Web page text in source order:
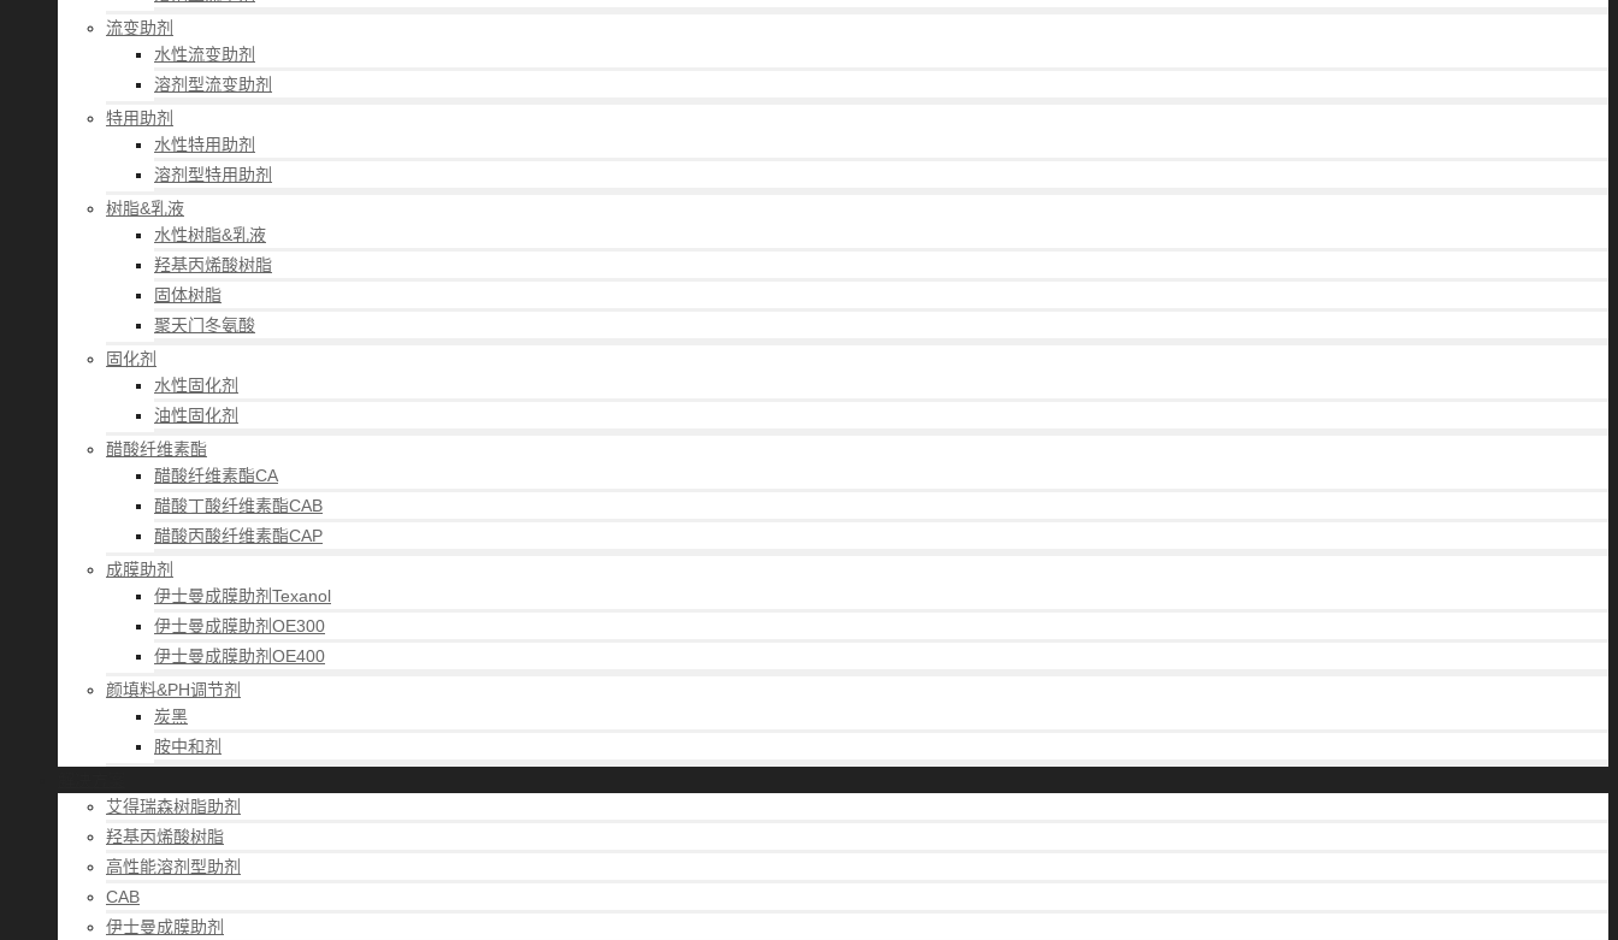
流变助剂
水性流变助剂
溶剂型流变助剂
特用助剂
水性特用助剂
溶剂型特用助剂
树脂&乳液
水性树脂&乳液
羟基丙烯酸树脂
固体树脂
聚天门冬氨酸
固化剂
水性固化剂
油性固化剂
醋酸纤维素酯
醋酸纤维素酯CA
醋酸丁酸纤维素酯CAB
醋酸丙酸纤维素酯CAP
成膜助剂
伊士曼成膜助剂Texanol
伊士曼成膜助剂OE300
伊士曼成膜助剂OE400
颜填料&PH调节剂
炭黑
胺中和剂
艾得瑞森树脂助剂
羟基丙烯酸树脂
高性能溶剂型助剂
CAB
伊士曼成膜助剂